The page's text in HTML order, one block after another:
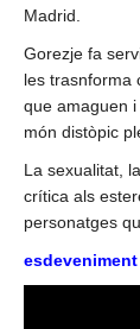
Madrid.
Gorezje fa
les trasnforma
que amaguen
món distòpic
La sexualitat,
crítica als
personatges